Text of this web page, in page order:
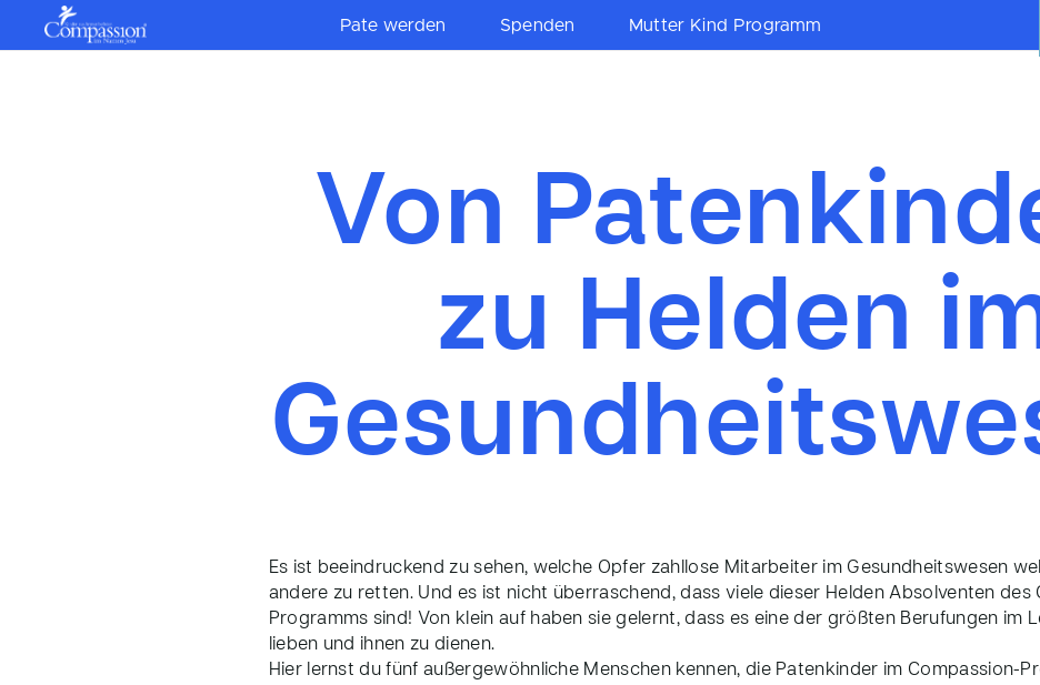
Pate werden Spenden Mutter Kind Programm
Von
zu Helden
Es ist beeindruckend zu sehen, welche Opfer zahllose Mitarbeiter im Gesundheitswesen
andere zu retten. Und es ist nicht überraschend, dass viele dieser Helden Absolventen des
Programms sind! Von klein auf haben sie gelernt, dass es eine der größten Berufungen im
lieben und ihnen zu dienen.
Hier lernst du fünf außergewöhnliche Menschen kennen, die Patenkinder im Compassion-